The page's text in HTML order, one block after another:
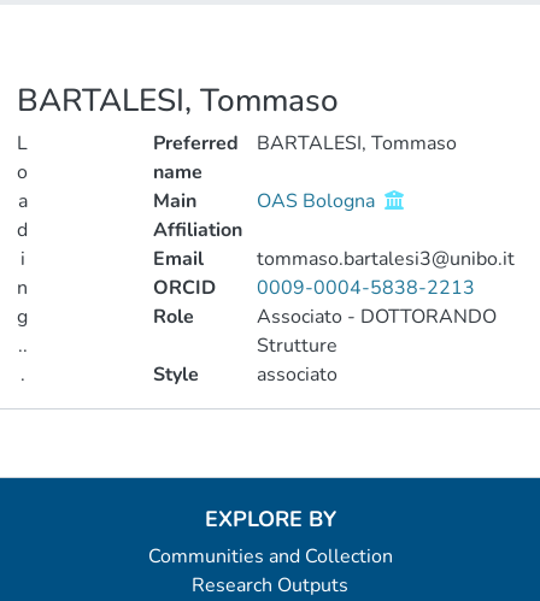
BARTALESI, Tommaso
L
o
a
d
i
n
g
..
.
Loading...
Preferred
name
BARTALESI, Tommaso
Main
Affiliation
OAS Bologna
Email
tommaso.bartalesi3@unibo.it
ORCID
0009-0004-5838-2213
Role
Associato - DOTTORANDO
Strutture
Style
associato
EXPLORE BY
Communities and Collection
Research Outputs